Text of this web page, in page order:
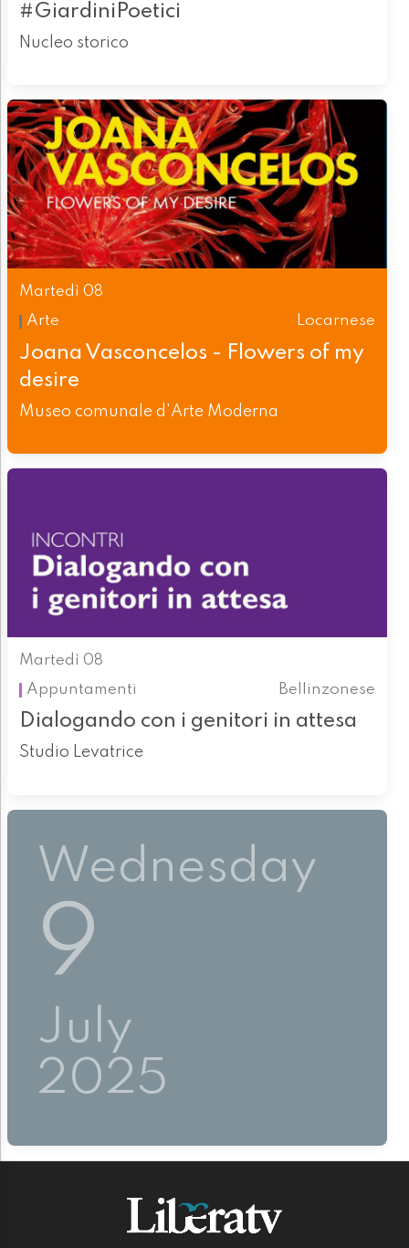
#GiardiniPoetici
Nucleo storico
Martedì 08
Arte
Locarnese
Joana Vasconcelos - Flowers of my
desire
Museo comunale d'Arte Moderna
Martedì 08
Appuntamenti
Bellinzonese
Dialogando con i genitori in attesa
Studio Levatrice
Wednesday
9
July
2025